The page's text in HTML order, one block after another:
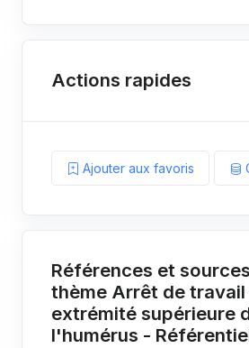
Actions rapides
Ajouter aux favoris
Références et
thème Arrêt de
extrémité supérieure
l'humérus -